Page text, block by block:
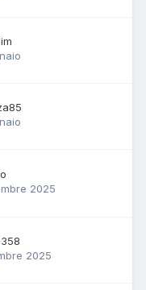
2025
2025